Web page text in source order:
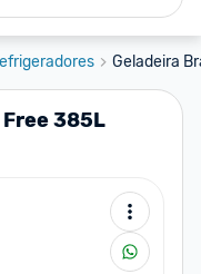
Geladeira
385L